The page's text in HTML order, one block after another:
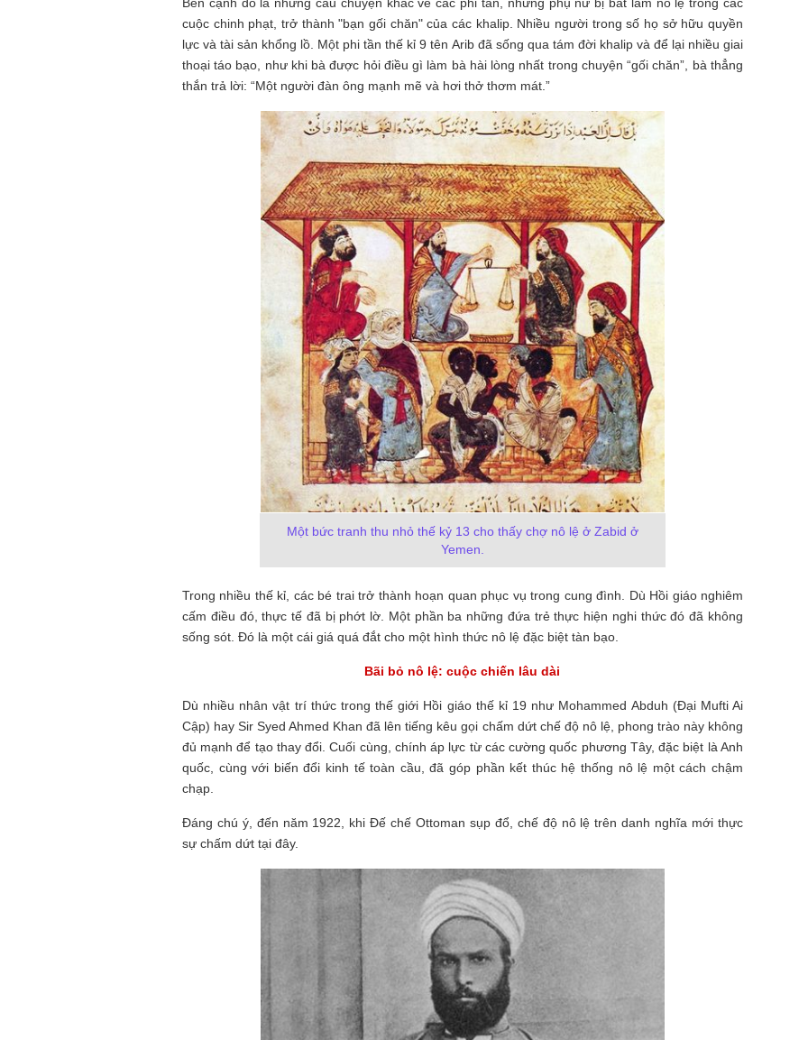
cuộc chinh phạt, trở thành "bạn gối chăn" của các khalip. Nhiều người trong số họ sở hữu quyền
lực và tài sản khổng lồ. Một phi tần thế kỉ 9 tên Arib đã sống qua tám đời khalip và để lại nhiều giai
thoại táo bạo, như khi bà được hỏi điều gì làm bà hài lòng nhất trong chuyện “gối chăn”, bà thẳng
thắn trả lời: “Một người đàn ông mạnh mẽ và hơi thở thơm mát.”
Một bức tranh thu nhỏ thế kỷ 13 cho thấy chợ nô lệ ở Zabid ở
Yemen.
Trong nhiều thế kỉ, các bé trai trở thành hoạn quan phục vụ trong cung đình. Dù Hồi giáo nghiêm
cấm điều đó, thực tế đã bị phớt lờ. Một phần ba những đứa trẻ thực hiện nghi thức đó đã không
sống sót. Đó là một cái giá quá đắt cho một hình thức nô lệ đặc biệt tàn bạo.
Bãi bỏ nô lệ: cuộc chiến lâu dài
Dù nhiều nhân vật trí thức trong thế giới Hồi giáo thế kỉ 19 như Mohammed Abduh (Đại Mufti Ai
Cập) hay Sir Syed Ahmed Khan đã lên tiếng kêu gọi chấm dứt chế độ nô lệ, phong trào này không
đủ mạnh để tạo thay đổi. Cuối cùng, chính áp lực từ các cường quốc phương Tây, đặc biệt là Anh
quốc, cùng với biến đổi kinh tế toàn cầu, đã góp phần kết thúc hệ thống nô lệ một cách chậm
chạp.
Đáng chú ý, đến năm 1922, khi Đế chế Ottoman sụp đổ, chế độ nô lệ trên danh nghĩa mới thực
sự chấm dứt tại đây.